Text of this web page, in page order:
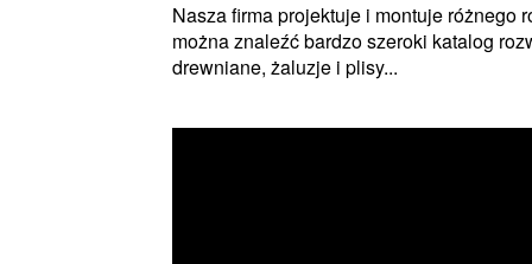
Nasza firma projektuje i montuje różnego
można znaleźć bardzo szeroki katalog
drewniane, żaluzje i plisy...